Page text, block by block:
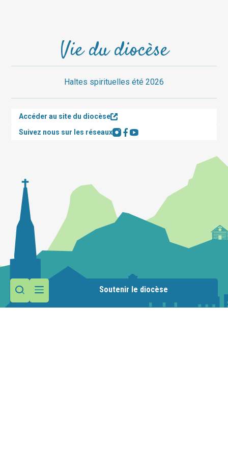
Soutenir le diocèse
Vie du diocèse
Haltes spirituelles été 2026
Accéder au site du diocèse
Suivez nous sur les réseaux